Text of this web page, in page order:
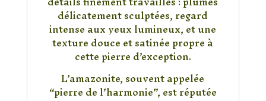
délicatement sculptées, regard
intense aux yeux lumineux, et une
texture douce et satinée propre à
cette pierre d’exception.
L’amazonite, souvent appelée
“pierre de l’harmonie”, est réputée